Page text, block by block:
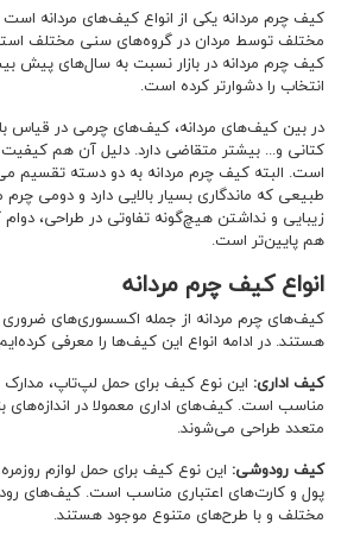
کیف چرم مردانه یکی از انواع کیف‌های مردانه
مختلف توسط مردان در گروه‌های سنی مختلف
کیف چرم مردانه در بازار نسبت به سال‌های پیش
انتخاب را دشوارتر کرده است.
در بین کیف‌های مردانه، کیف‌های چرمی در قیاس
کتانی و... بیشتر متقاضی دارد. دلیل آن هم
است. البته کیف‌ چرم مردانه به دو دسته تقسیم
طبیعی که ماندگاری بسیار بالایی دارد و دومی
زیبایی و نداشتن هیچ‌گونه تفاوتی در طراحی،
هم پایین‌تر است.
انواع کیف چرم مردانه
کیف‌های چرم مردانه از جمله اکسسوری‌های ضروری و
هستند. در ادامه انواع این کیف‌ها را معرفی
کیف اداری: این نوع کیف برای حمل لپ‌تاپ، مدارک
مناسب است. کیف‌های اداری معمولا در اندازه‌های
متعدد طراحی می‌شوند.
کیف رودوشی: این نوع کیف برای حمل لوازم
پول و کارت‌های اعتباری مناسب است. کیف‌های
مختلف و با طرح‌های متنوع موجود هستند.